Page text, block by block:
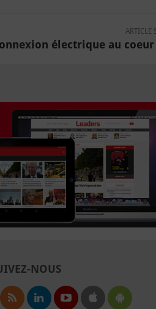
ARTICLE
électrique au coeur
NOUS